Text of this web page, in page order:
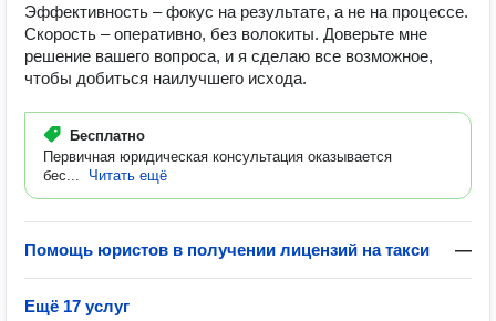
Эффективность – фокус на результате, а не на процессе.
Скорость – оперативно, без волокиты. Доверьте мне
решение вашего вопроса, и я сделаю все возможное,
чтобы добиться наилучшего исхода.
Бесплатно
Первичная юридическая консультация оказывается
бес...
Читать ещё
Помощь юристов в получении лицензий на такси —
Ещё 17 услуг